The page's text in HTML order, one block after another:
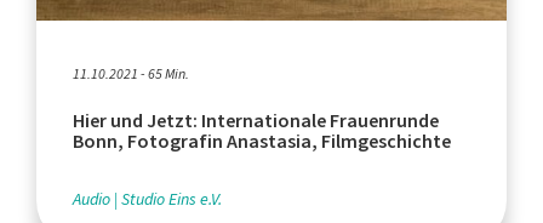
11.10.2021 - 65 Min.
Hier und Jetzt: Internationale Frauenrunde
Bonn, Fotografin Anastasia, Filmgeschichte
Audio Studio Eins e.V.